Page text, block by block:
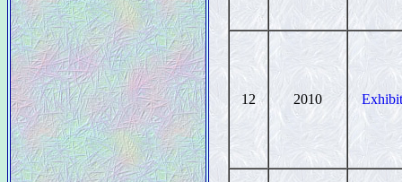
12 2010